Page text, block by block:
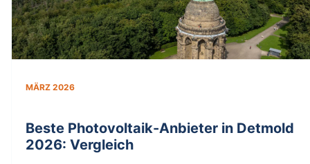
MÄRZ 2026
Beste Photovoltaik-Anbieter in Detmold
2026: Vergleich